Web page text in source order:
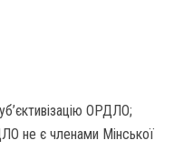
ОРДЛО;
не є членами Мінської